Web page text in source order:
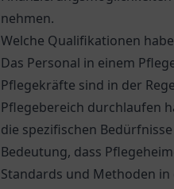
nehmen.
Welche Qualifikationen
Das Personal in einem
Pflegekräfte sind in der
Pflegebereich durchlaufen
die spezifischen
Bedeutung, dass
Standards und Methoden